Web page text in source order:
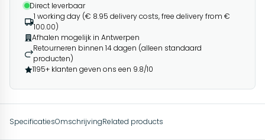
Direct leverbaar
1 working day (€ 8.95 delivery costs, free delivery from €
100.00)
Afhalen mogelijk in Antwerpen
Retourneren binnen 14 dagen (alleen standaard
producten)
1195+ klanten geven ons een 9.8/10
SpecificatiesOmschrijvingRelated products